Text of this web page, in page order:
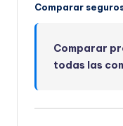
Comparar
Comparar
todas las